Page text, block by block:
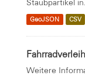
Staubpartikel
GeoJSON CSV
Weitere